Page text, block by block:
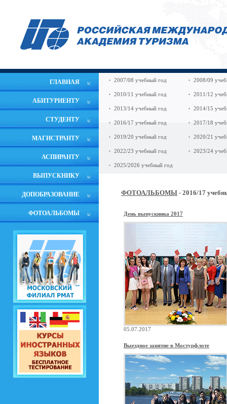
ГЛАВНАЯ
АБИТУРИЕНТУ
СТУДЕНТУ
МАГИСТРАНТУ
АСПИРАНТУ
ВЫПУСКНИКУ
ДОПОБРАЗОВАНИЕ
ФОТОАЛЬБОМЫ
2007/08 учебный год 2008/09
2010/11 учебный год 2011/12
2013/14 учебный год 2014/15
2016/17 учебный год 2017/18
2019/20 учебный год 2020/21
2022/23 учебный год 2023/24
2025/2026 учебный год
ФОТОАЛЬБОМЫ - 2016/17
День выпускника 2017
05.07.2017
Выездное занятие в Мостурфлоте